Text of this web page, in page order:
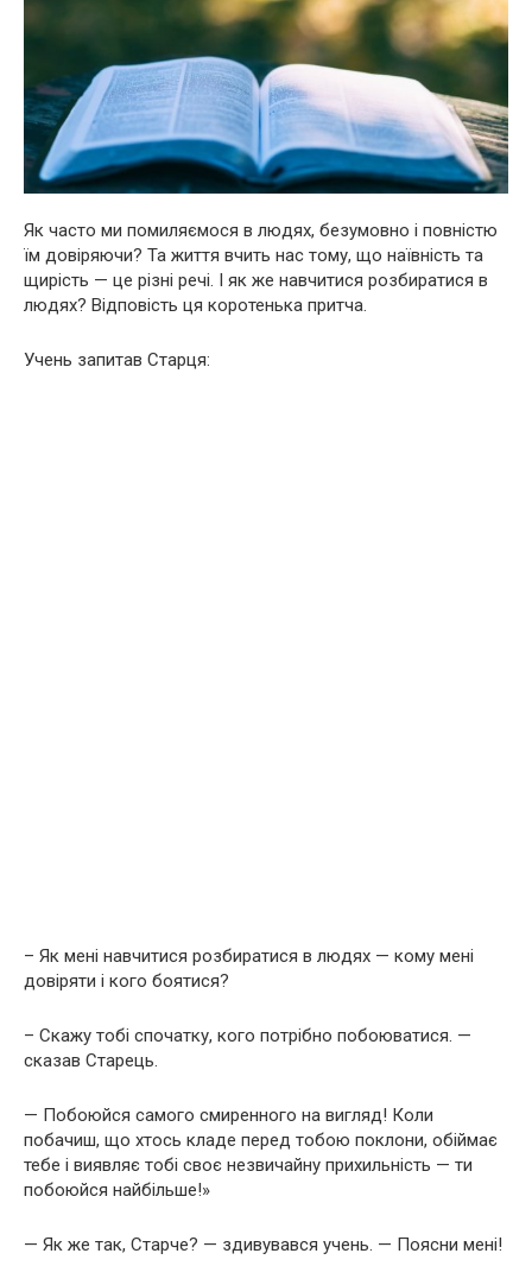
Як часто ми помиляємося в людях, безумовно і повністю
їм довіряючи? Та життя вчить нас тому, що наївність та
щирість — це різні речі. І як же навчитися розбиратися в
людях? Відповість ця коротенька притча.
Учень запитав Старця:
– Як мені навчитися розбиратися в людях — кому мені
довіряти і кого боятися?
– Скажу тобі спочатку, кого потрібно побоюватися. —
сказав Старець.
— Побоюйся самого смиренного на вигляд! Коли
побачиш, що хтось кладе перед тобою поклони, обіймає
тебе і виявляє тобі своє незвичайну прихильність — ти
побоюйся найбільше!»
— Як же так, Старче? — здивувався учень. — Поясни мені!